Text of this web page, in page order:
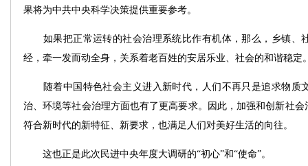
果将为中共中央科学决策提供重要参考。
如果把正常运转的社会治理系统比作有机体，那么，乡镇、
经，牵一发而动全身，关系着老百姓的安居乐业、社会的和谐稳定
随着中国特色社会主义进入新时代，人们不再只是追求物质
治、环境等社会治理方面也有了更高要求。因此，加强和创新社
符合新时代的新特征、新要求，也满足人们对美好生活的向往。
这也正是此次民进中央年度大调研的“初心”和“使命”。